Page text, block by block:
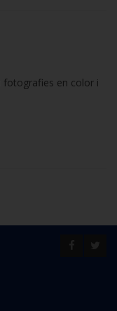
fotografies en color i